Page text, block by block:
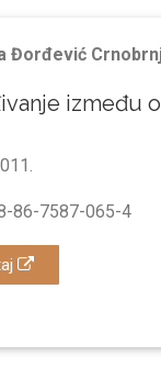
Đorđević
između
86-7587-065-4